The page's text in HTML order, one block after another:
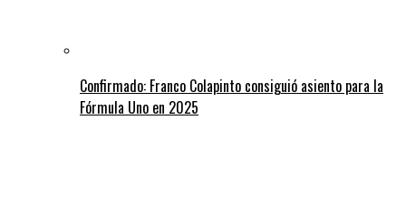
Confirmado: Franco Colapinto consiguió asiento para la
Fórmula Uno en 2025